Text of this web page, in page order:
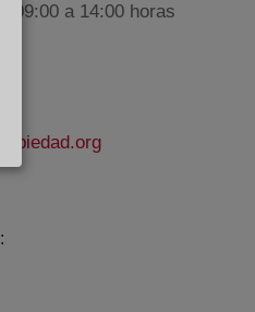
09:00 a 14:00 horas